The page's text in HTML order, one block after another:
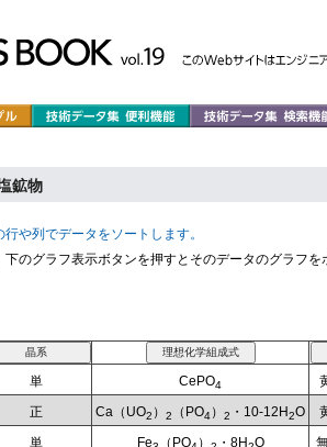
鉱物
や列でデータをソートします。
のグラフ表示ボタンを押すとそのデータのグラフを
単 CePO4
正 Ca（UO2 ） 2 （PO4） 2 ・10-12H2O
単 Fe （PO ） ・8H O